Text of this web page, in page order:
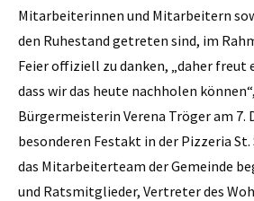
Mitarbeiterinnen und Mitarbeitern
den Ruhestand getreten sind, im
Feier offiziell zu danken, „daher freut
dass wir das heute nachholen
Bürgermeisterin Verena Tröger am 7.
besonderen Festakt in der Pizzeria St.
das Mitarbeiterteam der Gemeinde
und Ratsmitglieder, Vertreter des